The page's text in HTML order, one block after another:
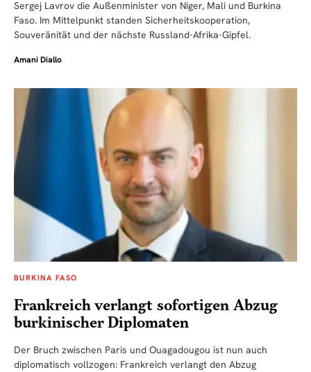
Sergej Lavrov die Außenminister von Niger, Mali und Burkina
Faso. Im Mittelpunkt standen Sicherheitskooperation,
Souveränität und der nächste Russland-Afrika-Gipfel.
Amani Diallo
BURKINA FASO
Frankreich verlangt sofortigen Abzug
burkinischer Diplomaten
Der Bruch zwischen Paris und Ouagadougou ist nun auch
diplomatisch vollzogen: Frankreich verlangt den Abzug